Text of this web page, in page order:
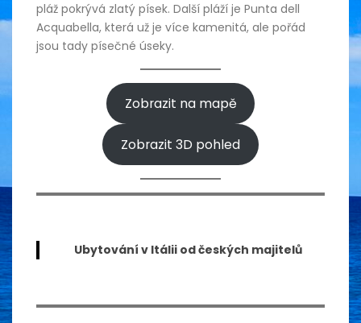
pláž pokrývá zlatý písek. Další pláží je Punta dell
Acquabella, která už je více kamenitá, ale pořád
jsou tady písečné úseky.
Zobrazit na mapě
Zobrazit 3D pohled
Ubytování v Itálii od českých majitelů